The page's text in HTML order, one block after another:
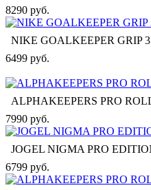
8290 руб.
NIKE GOALKEEPER GRIP 3
6499 руб.
ALPHAKEEPERS PRO
7990 руб.
JOGEL NIGMA PRO
6799 руб.